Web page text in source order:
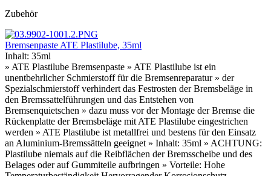
Zubehör
Bremsenpaste ATE Plastilube, 35ml
Inhalt: 35ml
» ATE Plastilube Bremsenpaste » ATE Plastilube ist ein
unentbehrlicher Schmierstoff für die Bremsenreparatur » der
Spezialschmierstoff verhindert das Festrosten der Bremsbeläge in
den Bremssattelführungen und das Entstehen von
Bremsenquietschen » dazu muss vor der Montage der Bremse die
Rückenplatte der Bremsbeläge mit ATE Plastilube eingestrichen
werden » ATE Plastilube ist metallfrei und bestens für den Einsatz
an Aluminium-Bremssätteln geeignet » Inhalt: 35ml » ACHTUNG:
Plastilube niemals auf die Reibflächen der Bremsscheibe und des
Belages oder auf Gummiteile aufbringen » Vorteile: Hohe